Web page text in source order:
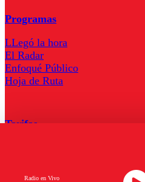
Radio en Vivo
Programas
LLegó la hora
El Radar
Enfoqué Público
Hoja de Ruta
Tarifas